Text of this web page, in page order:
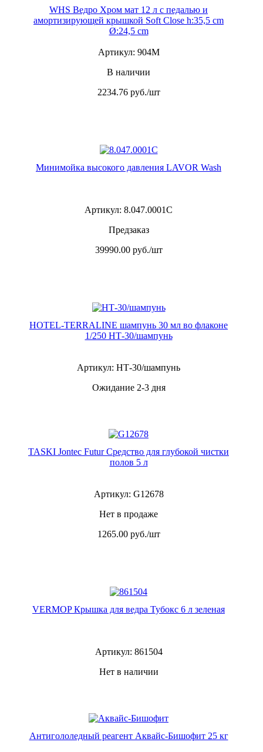
WHS Ведро Хром мат 12 л с педалью и
амортизирующей крышкой Soft Close h:35,5 cm
Ø:24,5 cm
Артикул: 904M
В наличии
2234.76 руб./шт
Минимойка высокого давления LAVOR Wash
Артикул: 8.047.0001C
Предзаказ
39990.00 руб./шт
HOTEL-TERRALINE шампунь 30 мл во флаконе
1/250 НТ-30/шампунь
Артикул: НТ-30/шампунь
Ожидание 2-3 дня
TASKI Jontec Futur Средство для глубокой чистки
полов 5 л
Артикул: G12678
Нет в продаже
1265.00 руб./шт
VERMOP Крышка для ведра Тубокс 6 л зеленая
Артикул: 861504
Нет в наличии
Антигололедный реагент Аквайс-Бишофит 25 кг